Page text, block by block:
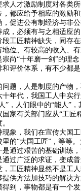
求人才激励制度对各类
都应给予相应的激励
促进公有制经济与非
，必须有与之相适应
工匠精神缺失，同存
位、有较高的收入、
尚“十年磨一剑”的理
评价体系，有不少都
题，人是制度的产物
年代，我国工人中实
”，人们眼中的“能人”
家有关部门应从“工
象，我们在宣传大国
的“大国工匠”，等等
通过艰苦的基础训练
过广泛的求证，变成
工匠精神显然不是工
供方法加技巧的解决
到，事物都是有一个